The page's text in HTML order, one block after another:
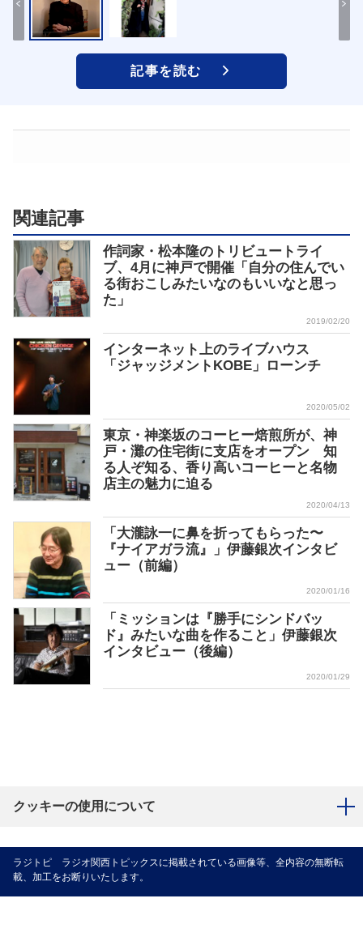
記事を読む
関連記事
作詞家・松本隆のトリビュートライ
ブ、4月に神戸で開催「自分の住んでい
る街おこしみたいなのもいいなと思っ
た」
2019/02/20
インターネット上のライブハウス
「ジャッジメントKOBE」ローンチ
2020/05/02
東京・神楽坂のコーヒー焙煎所が、神
戸・灘の住宅街に支店をオープン 知
る人ぞ知る、香り高いコーヒーと名物
店主の魅力に迫る
2020/04/13
「⼤瀧詠⼀に⿐を折ってもらった〜
『ナイアガラ流』」伊藤銀次インタビ
ュー（前編）
2020/01/16
「ミッションは『勝手にシンドバッ
ド』みたいな曲を作ること」伊藤銀次
インタビュー（後編）
2020/01/29
クッキーの使用について
ラジトピ ラジオ関西トピックスに掲載されている画像等、全内容の無断転
載、加工をお断りいたします。